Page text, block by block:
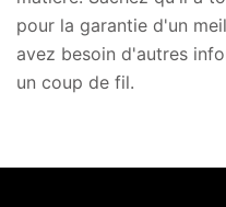
pour la garantie d'un
avez besoin d'autres
un coup de fil.